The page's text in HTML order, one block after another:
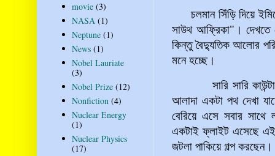
চলমান সিঁড়ি দিয়ে
সাউথ আফ্রিকা"। দেখতে
কিন্তু বৈদ্যুতিক আলোর
মনে হচ্ছে।
সারি সারি কাউন্টারে
আলাদা একটা পথ দেখা
বেরিয়ে এসে সবার
একটাই ফ্লাইট এসেছে
জটলা পাকিয়ে গল্প
movie (3)
NASA (1)
Neptune (1)
News (1)
Nobel Lauriate
(3)
Nobel Prize (12)
Nonfiction (4)
Nuclear Energy
(1)
Nuclear Physics
(17)